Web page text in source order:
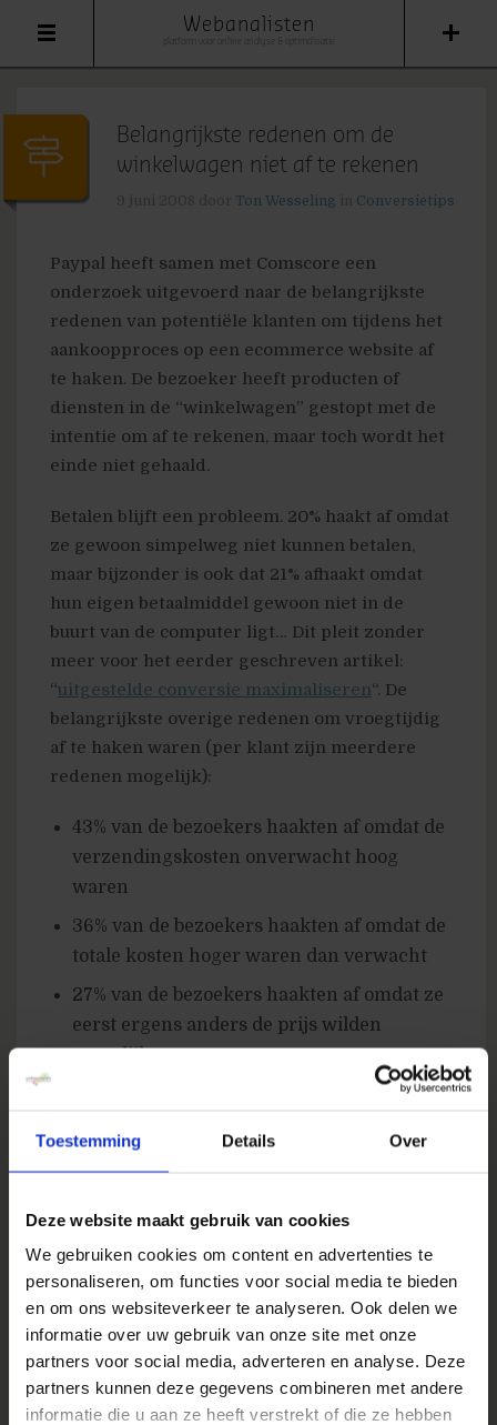
Toestemming Details Over
Deze website maakt gebruik van cookies
We gebruiken cookies om content en advertenties te
personaliseren, om functies voor social media te bieden
en om ons websiteverkeer te analyseren. Ook delen we
informatie over uw gebruik van onze site met onze
partners voor social media, adverteren en analyse. Deze
partners kunnen deze gegevens combineren met andere
informatie die u aan ze heeft verstrekt of die ze hebben
Webanalisten
Belangrijkste redenen om de
winkelwagen niet af te rekenen
Ton Wesseling Conversietips
Paypal heeft samen met Comscore een
onderzoek uitgevoerd naar de belangrijkste
redenen van potentiële klanten om tijdens het
aankoopproces op een ecommerce website af
te haken. De bezoeker heeft producten of
diensten in de “winkelwagen” gestopt met de
intentie om af te rekenen, maar toch wordt het
einde niet gehaald.
Betalen blijft een probleem. 20% haakt af omdat
ze gewoon simpelweg niet kunnen betalen,
maar bijzonder is ook dat 21% afhaakt omdat
hun eigen betaalmiddel gewoon niet in de
buurt van de computer ligt… Dit pleit zonder
meer voor het eerder geschreven artikel:
“uitgestelde conversie maximaliseren“. De
belangrijkste overige redenen om vroegtijdig
af te haken waren (per klant zijn meerdere
redenen mogelijk):
43% van de bezoekers haakten af omdat de
verzendingskosten onverwacht hoog
waren
36% van de bezoekers haakten af omdat de
totale kosten hoger waren dan verwacht
27% van de bezoekers haakten af omdat ze
eerst ergens anders de prijs wilden
vergelijken
16% van de bezoekers haakten af omdat er
beantwoorden
niet meer wisten wat hun inlogaccount
was bij de online winkel
Helaas geen cijfers over het aantal
ondervraagden (onderzoek is uitgevoerd door
te vragen naar de reden van verlaten
aankoopproces op het moment dat dit